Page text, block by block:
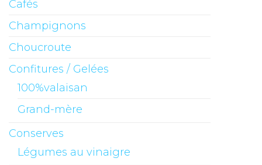
Cafés
Champignons
Choucroute
Confitures / Gelées
100%valaisan
Grand-mère
Conserves
Légumes au vinaigre